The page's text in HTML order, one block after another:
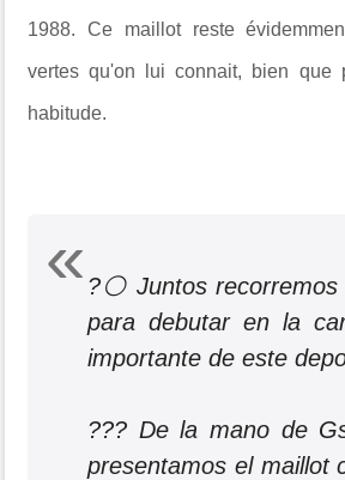
1988. Ce maillot reste
vertes qu'on lui connait, bien que
habitude.
?⚪ Juntos recorremos
para debutar en la
importante de este
??? De la mano de
presentamos el maillot